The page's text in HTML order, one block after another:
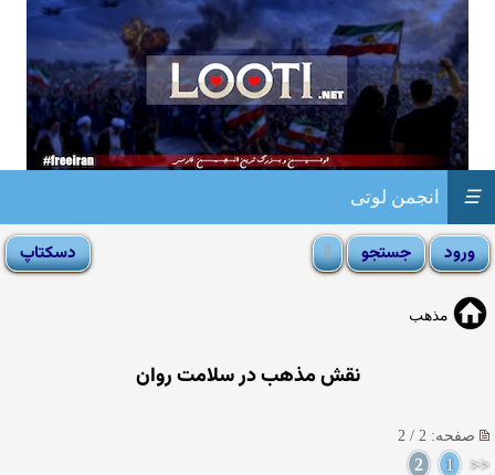
انجمن لوتی ☰
مذهب
نقش مذهب در سلامت روان
صفحه: 2 / 2
<<
1
2